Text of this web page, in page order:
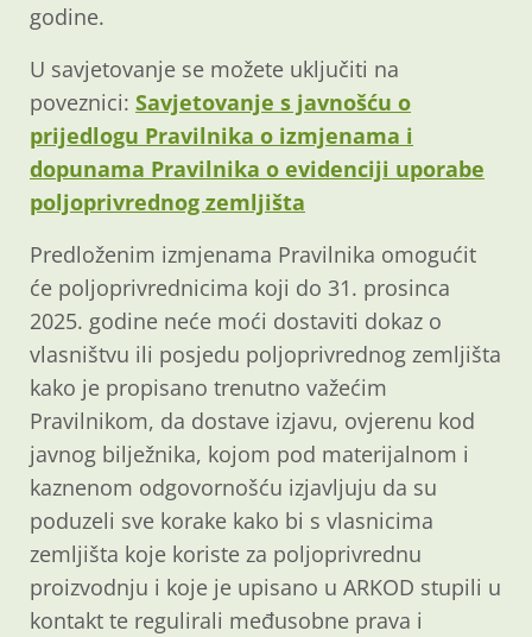
godine.
U savjetovanje se možete uključiti na
poveznici: Savjetovanje s javnošću o
prijedlogu Pravilnika o izmjenama i
dopunama Pravilnika o evidenciji uporabe
poljoprivrednog zemljišta
Predloženim izmjenama Pravilnika omogućit
će poljoprivrednicima koji do 31. prosinca
2025. godine neće moći dostaviti dokaz o
vlasništvu ili posjedu poljoprivrednog zemljišta
kako je propisano trenutno važećim
Pravilnikom, da dostave izjavu, ovjerenu kod
javnog bilježnika, kojom pod materijalnom i
kaznenom odgovornošću izjavljuju da su
poduzeli sve korake kako bi s vlasnicima
zemljišta koje koriste za poljoprivrednu
proizvodnju i koje je upisano u ARKOD stupili u
kontakt te regulirali međusobne prava i